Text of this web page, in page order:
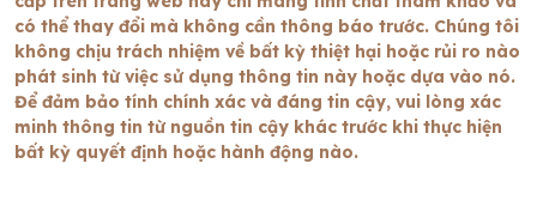
có thể thay đổi mà không cần thông báo trước. Chúng tôi
không chịu trách nhiệm về bất kỳ thiệt hại hoặc rủi ro nào
phát sinh từ việc sử dụng thông tin này hoặc dựa vào nó.
Để đảm bảo tính chính xác và đáng tin cậy, vui lòng xác
minh thông tin từ nguồn tin cậy khác trước khi thực hiện
bất kỳ quyết định hoặc hành động nào.